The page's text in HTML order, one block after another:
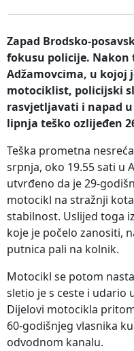
Zapad Brodsko-
fokusu policije. Nakon
Adžamovcima, u kojoj
motociklist, policijski
rasvjetljavati i napad
lipnja teško ozlijeđen
Teška prometna
srpnja, oko 19.55 sati u
utvrđeno da je 29-
motocikl na stražnji
stabilnost. Uslijed toga
koje je počelo zanositi,
putnica pali na kolnik.
Motocikl se potom
sletio je s ceste i udario
Dijelovi motocikla
60-godišnjeg vlasnika
odvodnom kanalu.